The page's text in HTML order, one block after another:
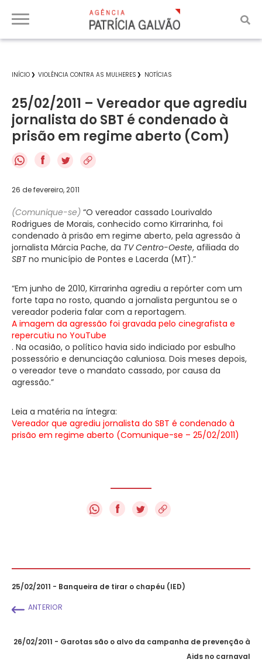
INÍCIO VIOLÊNCIA CONTRA AS MULHERES NOTÍCIAS
25/02/2011 – Vereador que agrediu
jornalista do SBT é condenado à
prisão em regime aberto (Com)
f
26 de fevereiro, 2011
(Comunique-se) “O vereador cassado Lourivaldo
Rodrigues de Morais, conhecido como Kirrarinha, foi
condenado à prisão em regime aberto, pela agressão à
jornalista Márcia Pache, da TV Centro-Oeste, afiliada do
SBT no município de Pontes e Lacerda (MT).”
“Em junho de 2010, Kirrarinha agrediu a repórter com um
forte tapa no rosto, quando a jornalista perguntou se o
vereador poderia falar com a reportagem.
A imagem da agressão foi gravada pelo cinegrafista e
repercutiu no YouTube
. Na ocasião, o político havia sido indiciado por esbulho
possessório e denunciação caluniosa. Dois meses depois,
o vereador teve o mandato cassado, por causa da
agressão.”
Leia a matéria na íntegra:
Vereador que agrediu jornalista do SBT é condenado à
prisão em regime aberto (Comunique-se – 25/02/2011)
f
25/02/2011 - Banqueira de tirar o chapéu (IED)
ANTERIOR
26/02/2011 - Garotas são o alvo da campanha de prevenção à
Aids no carnaval